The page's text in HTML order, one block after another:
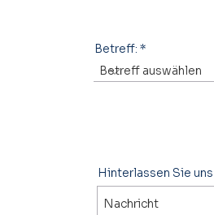
Betreff:
Hinterlassen Sie